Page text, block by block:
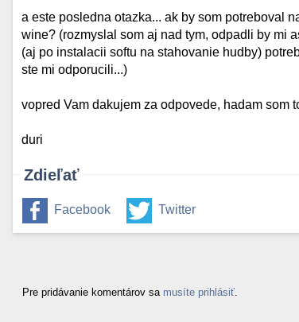
a este posledna otazka... ak by som potreboval
wine? (rozmyslal som aj nad tym, odpadli by mi
(aj po instalacii softu na stahovanie hudby)
ste mi odporucili...)
vopred Vam dakujem za odpovede, hadam som
duri
Zdieľať
Facebook Twitter
Pre pridávanie komentárov sa musíte prihlásiť